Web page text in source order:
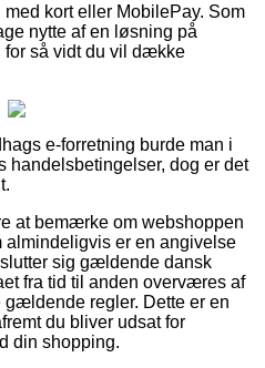
kort eller MobilePay. Som
nytte af en løsning på
for så vidt du vil dække
e-forretning burde man i
handelsbetingelser, dog er det
at bemærke om webshoppen
er en angivelse
sig gældende dansk
fra tid til anden overværes af
regler. Dette er en
du bliver udsat for
din shopping.